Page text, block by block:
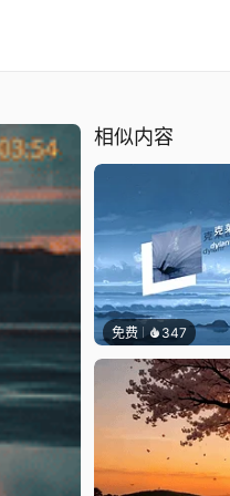
相似内容
免费 347